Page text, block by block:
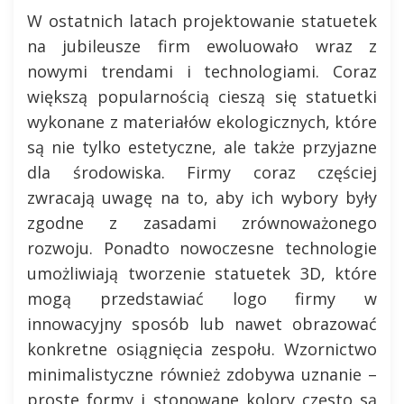
W ostatnich latach projektowanie statuetek
na jubileusze firm ewoluowało wraz z
nowymi trendami i technologiami. Coraz
większą popularnością cieszą się statuetki
wykonane z materiałów ekologicznych, które
są nie tylko estetyczne, ale także przyjazne
dla środowiska. Firmy coraz częściej
zwracają uwagę na to, aby ich wybory były
zgodne z zasadami zrównoważonego
rozwoju. Ponadto nowoczesne technologie
umożliwiają tworzenie statuetek 3D, które
mogą przedstawiać logo firmy w
innowacyjny sposób lub nawet obrazować
konkretne osiągnięcia zespołu. Wzornictwo
minimalistyczne również zdobywa uznanie –
proste formy i stonowane kolory często są